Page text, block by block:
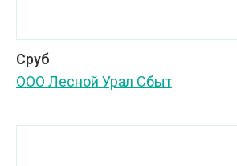
Сруб
ООО Лесной Урал Сбыт